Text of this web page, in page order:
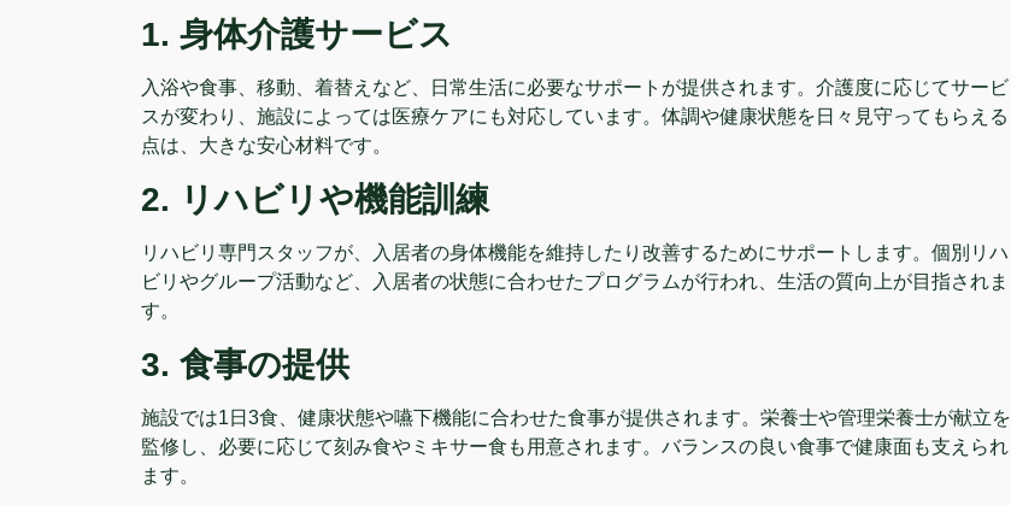
1. 身体介護サービス
入浴や食事、移動、着替えなど、日常生活に必要なサポートが提供されます。介護度に応じてサービ
スが変わり、施設によっては医療ケアにも対応しています。体調や健康状態を日々見守ってもらえる
点は、大きな安心材料です。
2. リハビリや機能訓練
リハビリ専門スタッフが、入居者の身体機能を維持したり改善するためにサポートします。個別リハ
ビリやグループ活動など、入居者の状態に合わせたプログラムが行われ、生活の質向上が目指されま
す。
3. 食事の提供
施設では1日3食、健康状態や嚥下機能に合わせた食事が提供されます。栄養士や管理栄養士が献立を
監修し、必要に応じて刻み食やミキサー食も用意されます。バランスの良い食事で健康面も支えられ
ます。